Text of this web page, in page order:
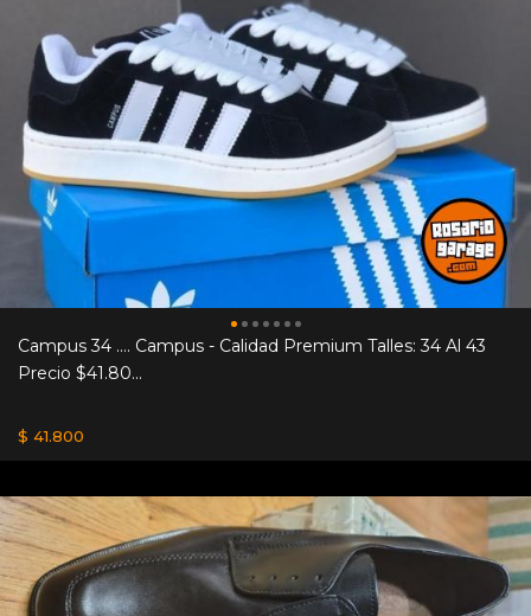
Campus 34 .... Campus - Calidad Premium Talles: 34 Al 43
Precio $41.80...
$ 41.800